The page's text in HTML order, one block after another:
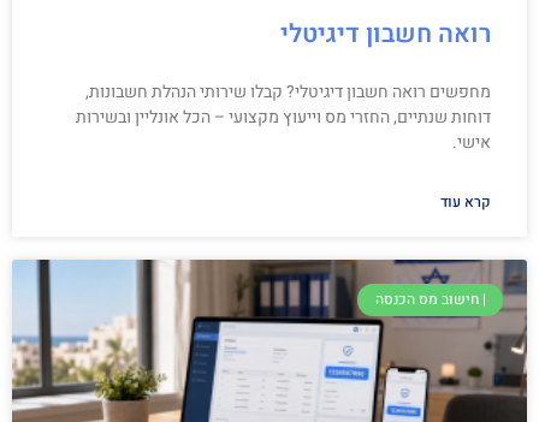
רואה חשבון דיגיטלי
מחפשים רואה חשבון דיגיטלי? קבלו שירותי הנהלת חשבונות,
דוחות שנתיים, החזרי מס וייעוץ מקצועי – הכל אונליין ובשירות
אישי.
קרא עוד
| חישוב מס הכנסה